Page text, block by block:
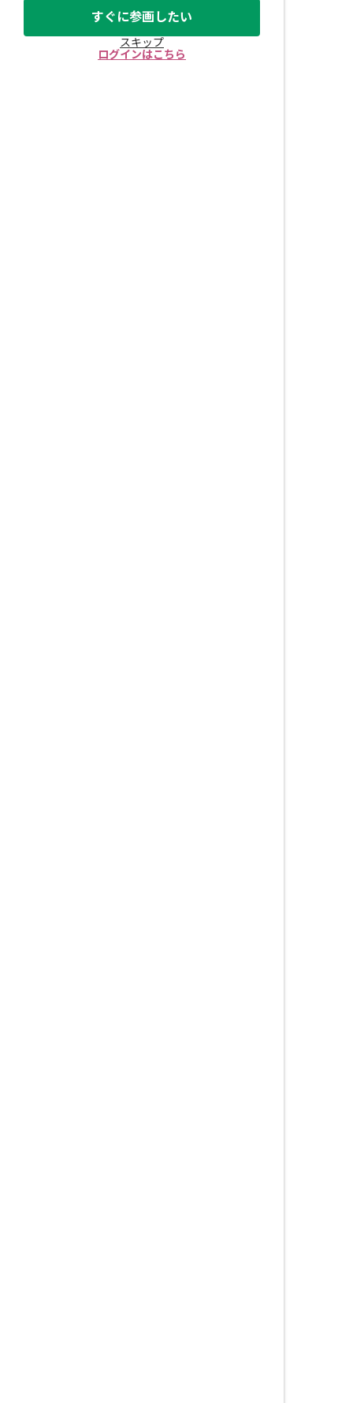
すぐに参画したい
スキップ
ログインはこちら